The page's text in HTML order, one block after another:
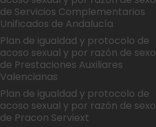
de Servicios Complementarios
Unificados de Andalucía
Plan de igualdad y protocolo de
acoso sexual y por razón de sexo
de Prestaciones Auxiliares
Valencianas
Plan de igualdad y protocolo de
acoso sexual y por razón de sexo
de Pracon Serviext